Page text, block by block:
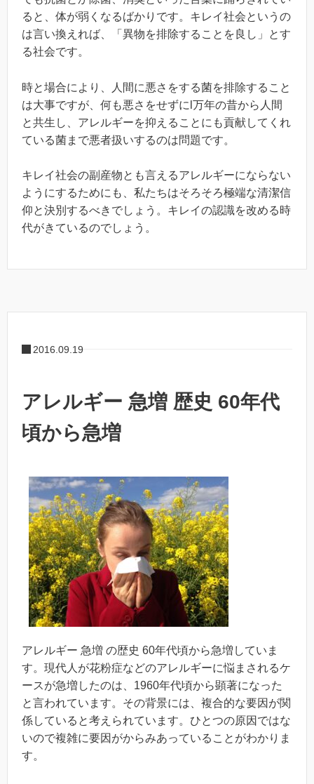
ると、体が弱くなるばかりです。キレイ社会というの
は言い換えれば、「異物を排除することを良し」とす
る社会です。
時と場合により、人間に悪さをする菌を排除すること
は大事ですが、何も悪さをせずにl万年の昔から人間
と共生し、アレルギーを抑えることにも貢献してくれ
ている菌まで悪者扱いするのは問題です。
キレイ社会の副産物とも言えるアレルギーにならない
ようにするためにも、私たちはそろそろ極端な清潔信
仰と決別するべきでしょう。キレイの認識を改める時
代がきているのでしょう。
2016.09.19
アレルギー 急増 歴史 60年代
頃から急増
アレルギー 急増 の歴史 60年代頃から急増していま
す。現代人が花粉症などのアレルギーに悩まされるケ
ースが急増したのは、1960年代頃から顕著になった
と言われています。その背景には、複合的な要因が関
係していると考えられています。ひとつの原因ではな
いので複雑に要因がからみあっていることがわかりま
す。